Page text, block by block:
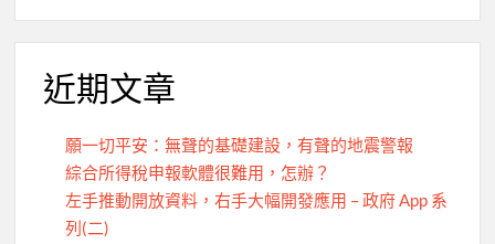
近期文章
願一切平安：無聲的基礎建設，有聲的地震警報
綜合所得稅申報軟體很難用，怎辦？
左手推動開放資料，右手大幅開發應用 – 政府 App 系
列(二)